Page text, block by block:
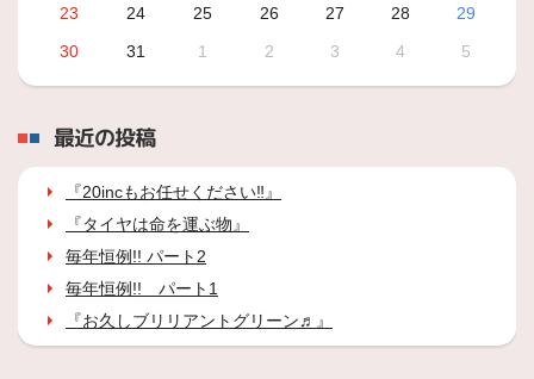
23
24 25 26 27 28
29
30
31 1 2 3 4 5
最近の投稿
『20incもお任せください‼』
『タイヤは命を運ぶ物』
毎年恒例!! パート2
毎年恒例!! パート1
『お久しブリリアントグリーン♬』